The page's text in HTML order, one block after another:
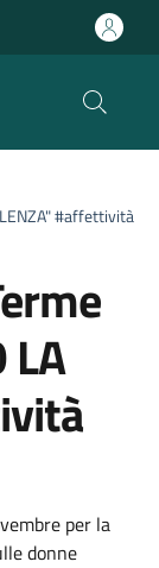
#affettività
LA
per la
donne